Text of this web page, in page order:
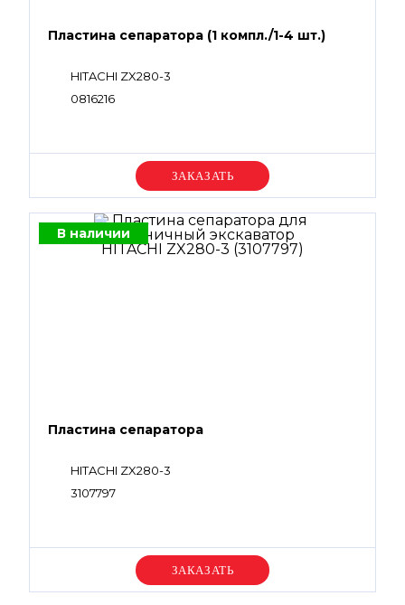
Пластина сепаратора (1 компл./1-4 шт.)
HITACHI ZX280-3
0816216
Уточняйте цену
В наличии
Пластина сепаратора
HITACHI ZX280-3
3107797
Уточняйте цену